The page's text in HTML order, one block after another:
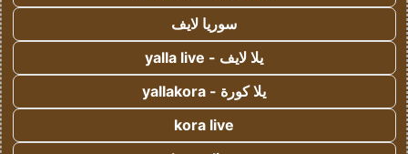
سوريا لايف
يلا لايف - yalla live
يلا كورة - yallakora
kora live